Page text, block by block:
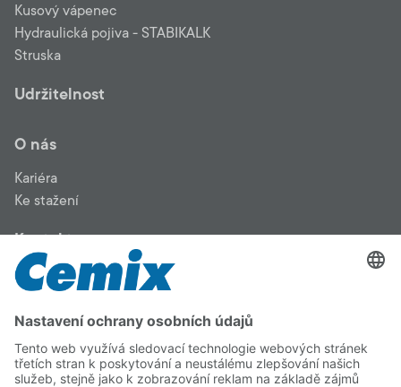
Kusový vápenec
Hydraulická pojiva - STABIKALK
Struska
Udržitelnost
O nás
Kariéra
Ke stažení
Kontakt
LB Cemix, s.r.o. - výrobní závod Kotouč ve Štramberku –
jsme předním výrobcem vápenných produktů pro průmysl a
stavebnictví.